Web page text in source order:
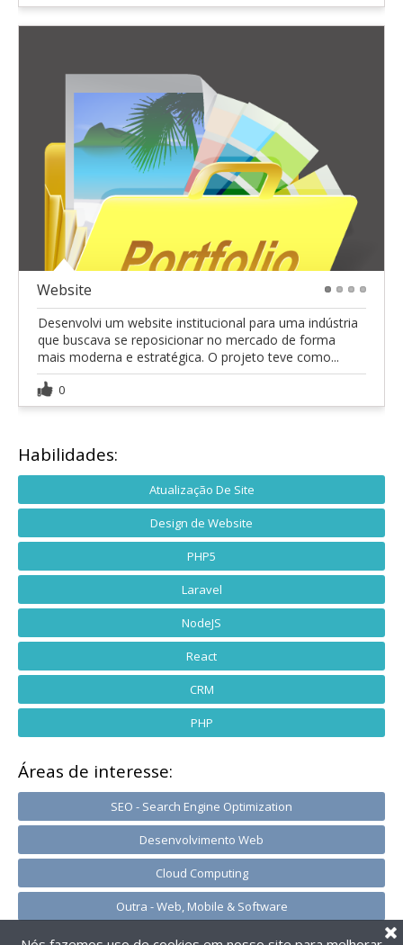
Website
Desenvolvi um website institucional para uma indústria
que buscava se reposicionar no mercado de forma
mais moderna e estratégica. O projeto teve como...
0
Habilidades:
Atualização De Site
Design de Website
PHP5
Laravel
NodeJS
React
CRM
PHP
Áreas de interesse:
SEO - Search Engine Optimization
Desenvolvimento Web
Cloud Computing
Outra - Web, Mobile & Software